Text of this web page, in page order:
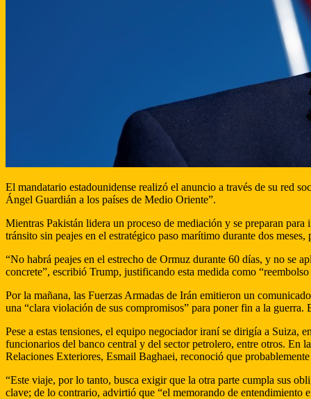
El mandatario estadounidense realizó el anuncio a través de su red
Ángel Guardián a los países de Medio Oriente”.
Mientras Pakistán lidera un proceso de mediación y se preparan
tránsito sin peajes en el estratégico paso marítimo durante dos
“No habrá peajes en el estrecho de Ormuz durante 60 días, y no se
concrete”, escribió Trump, justificando esta medida como
Por la mañana, las Fuerzas Armadas de Irán emitieron un
una “clara violación de sus compromisos” para poner fin a la
Pese a estas tensiones, el equipo negociador iraní se dirigía a
funcionarios del banco central y del sector petrolero, entre otros. En
Relaciones Exteriores, Esmail Baghaei, reconoció que
“Este viaje, por lo tanto, busca exigir que la otra parte cumpla sus
clave; de lo contrario, advirtió que “el memorando de entendimiento